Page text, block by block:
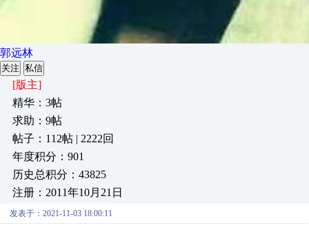
郭远林
关注 私信
[版主]
精华：3帖
求助：9帖
帖子：112帖 | 2222回
年度积分：901
历史总积分：43825
注册：2011年10月21日
发表于：2021-11-03 18:00:11